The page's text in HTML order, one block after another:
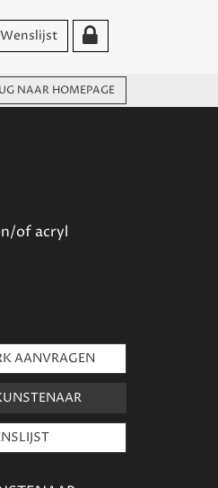
Wenslijst
NAAR HOMEPAGE
of acryl
AANVRAGEN